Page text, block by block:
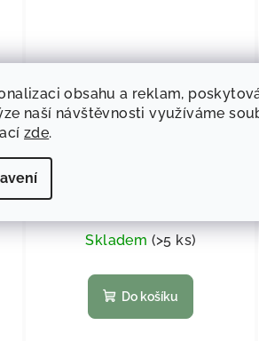
obsahu a reklam,
naší návštěvnosti využíváme
zde.
Skladem (>5 ks)
Do košíku
KÓD:75062